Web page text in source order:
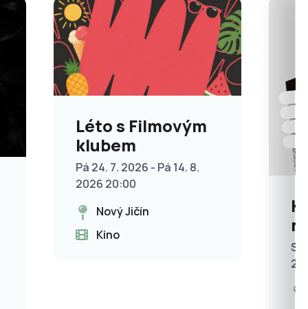
Léto s Filmovým
klubem
Pá 24. 7. 2026 - Pá 14. 8.
2026 20:00
Nový Jičín
Kino
St